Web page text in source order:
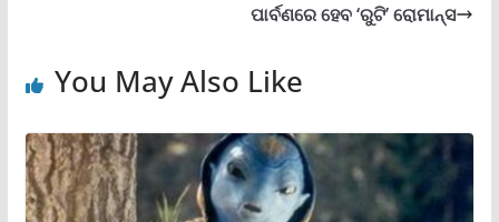
ପାର୍ବଣରେ ହେବ ‘ରୁଟି’ ରୋମାନ୍ସ
You May Also Like